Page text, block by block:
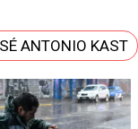
ANTONIO KAST